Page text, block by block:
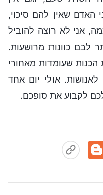
האדם שאין להם סיכוי,
אני לא רוצה להוביל
כוונות מרושעות.
הכנות שעומדות מאחורי
אולי יום אחד
לקבוע את סופכם.